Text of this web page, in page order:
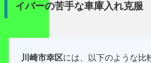
イバーの苦手な車庫入れ克服
川崎市幸区には、以下のような比